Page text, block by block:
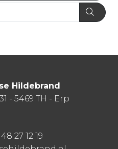
Hildebrand
- 5469 TH - Erp
48 27 12 19